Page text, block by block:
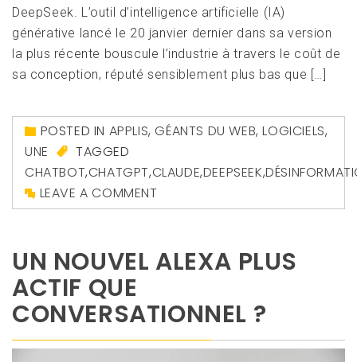
DeepSeek. L’outil d’intelligence artificielle (IA)
générative lancé le 20 janvier dernier dans sa version
la plus récente bouscule l’industrie à travers le coût de
sa conception, réputé sensiblement plus bas que […]
POSTED IN APPLIS,GÉANTS DU WEB,LOGICIELS,
UNE
TAGGED
CHATBOT,CHATGPT,CLAUDE,DEEPSEEK,
LEAVE A COMMENT
UN NOUVEL ALEXA PLUS
ACTIF QUE
CONVERSATIONNEL ?